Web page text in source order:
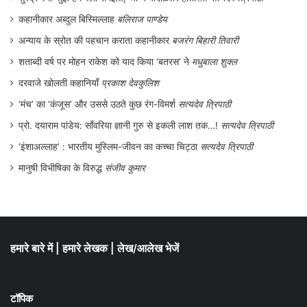
भारत की महिलाओं को प्रबुद्ध करने के लिए काम
करेंगी। सत्याग्रह आन्दोलन के दौरान 1930 से
1933 के बीच उन्हें तीन बार गिरफ्तार किया गया था
और जेल में रखा गया उन्होंने अपना अन्तिम कार्यकाल
मदुरै जेल में बिताया जहाँ उन्हें हत्यारों की कोठरी के
बगल में रखा गया था। जेल के अनुभव से उन्होंने
प्रतिज्ञा की कि वे अपना बाकी जीवन गरीबों, शोषितों
और दलितों के लिए जिएँगी।
कहानीकार अब्दुल बिस्मिल्लाह बलिराज पाण्डेय
अन्याय के स्रोत की पहचान कराता कहानीकार बजरंग बिहारी तिवारी
शताब्दी वर्ष पर मोहन राकेश को याद किया ‘बतरस’ ने मधुबाला शुक्ल
दरवाजे खोलती कहानियाँ प्रकाश देवकुलिश
‘मंच’ का ‘कंजूस’ और उससे उठते कुछ रंग-विमर्श सत्यदेव त्रिपाठी
प्रो. दयाराम पांडेय: साँवरिया ज्ञानी गुरु से इकली लाश तक…! सत्यदेव त्रिपाठी
‘इंशाअल्लाह’ : भारतीय मुस्लिम-जीवन का कच्चा चिट्ठा सत्यदेव त्रिपाठी
मानुषी विभीषिका के विरुद्ध संजीव कुमार
हमारे बारे में हमारे लेखक लेख/आलेख भेजें
टॉपिक